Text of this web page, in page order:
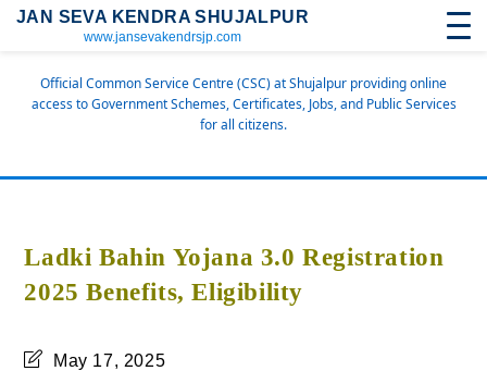
JAN SEVA KENDRA SHUJALPUR
www.jansevakendrsjp.com
Official Common Service Centre (CSC) at Shujalpur providing online
access to Government Schemes, Certificates, Jobs, and Public Services
for all citizens.
Ladki Bahin Yojana 3.0 Registration
2025 Benefits, Eligibility
May 17, 2025